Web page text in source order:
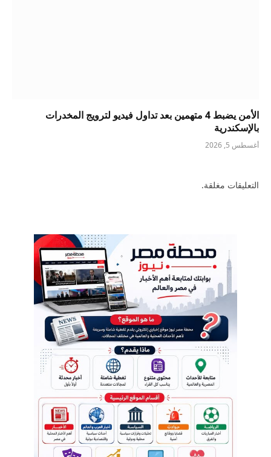
الأمن يضبط 4 متهمين بعد تداول فيديو لترويج المخدرات
بالإسكندرية
أغسطس 5, 2026
التعليقات مغلقة.